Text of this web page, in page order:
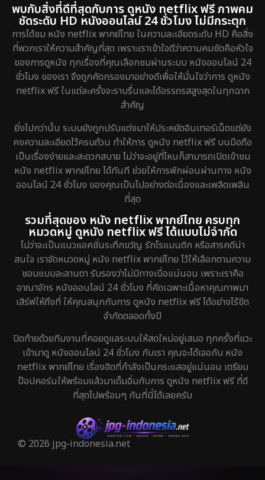
พบกับสิ่งที่ดีที่สุดกับการ ดูหนัง netflix ฟรี ภาพคม
ชัดระดับ HD หนังออนไลน์ 24 ชั่วโมง ไม่มีกระตุก
การได้ชม หนัง netflix พากย์ไทย ในความละเอียดระดับ HD คือสิ่ง
ที่พวกเราให้ความสำคัญที่สุด เพราะเราเข้าใจดีว่าความคมชัดคือหัวใจ
ของการดูหนัง ทุกเรื่องที่คุณเลือกชมผ่านระบบ หนังออนไลน์ 24
ชั่วโมง ของเรา จึงถูกคัดกรองมาอย่างดีเพื่อให้มั่นใจว่าการ ดูหนัง
netflix ฟรี ในแต่ละครั้งจะราบรื่นและได้อรรถรสสูงสุดในทุกฉาก
สำคัญ
ยิ่งไปกว่านั้น ระบบยังถูกปรับแต่งมาให้ประหยัดอินเทอร์เน็ตแต่ยัง
คงความละเอียดไว้ครบถ้วน ทำให้การ ดูหนัง netflix ฟรี บนมือถือ
เป็นเรื่องง่ายและสะดวกสบาย ไม่ว่าจะอยู่ที่ไหนก็สามารถเปิดเข้าชม
หนัง netflix พากย์ไทย ได้ทันที ช่วยให้การพักผ่อนผ่านทาง หนัง
ออนไลน์ 24 ชั่วโมง ของคุณเป็นไปอย่างต่อเนื่องและเพลิดเพลิน
ที่สุด
รวมที่สุดของ หนัง netflix พากย์ไทย ครบทุก
หมวดหมู่ ดูหนัง netflix ฟรี ได้แบบไม่จำกัด
ไม่ว่าจะเป็นแนวแอคชั่นระทึกขวัญ รักโรแมนติก หรือสารคดีน่า
สนใจ เราจัดหมวดหมู่ หนัง netflix พากย์ไทย ไว้ให้เลือกตามความ
ชอบแบบละลานตา รับรองว่าไม่มีทางเบื่อแน่นอน เพราะเราคือ
อาณาจักร หนังออนไลน์ 24 ชั่วโมง ที่คัดเฉพาะเนื้อหาคุณภาพมา
เสิร์ฟให้ถึงที่ ให้คุณสนุกกับการ ดูหนัง netflix ฟรี ได้อย่างไร้ขีด
จำกัดตลอดทั้งปี
ปิดท้ายด้วยทีมงานที่คอยดูแลระบบให้สดใหม่อยู่เสมอ ทุกครั้งที่แวะ
เข้ามาดู หนังออนไลน์ 24 ชั่วโมง กับเรา คุณจะได้เจอกับ หนัง
netflix พากย์ไทย เรื่องฮิตที่กำลังเป็นกระแสอยู่แน่นอน เตรียม
ป๊อปคอร์นให้พร้อมแล้วมาเต็มอิ่มกับการ ดูหนัง netflix ฟรี ที่ดี
ที่สุดไปพร้อมๆ กันที่นี่ได้เลยครับ
© 2026 jpg-indonesia.net